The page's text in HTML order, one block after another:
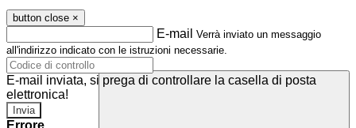
button close ×
E-mail Verrà inviato un messaggio
all'indirizzo indicato con le istruzioni necessarie.
E-mail inviata, si prega di controllare la casella di posta
elettronica!